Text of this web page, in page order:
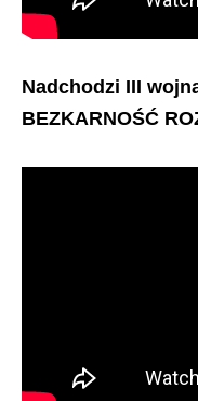
Nadchodzi III
BEZKARNOŚĆ